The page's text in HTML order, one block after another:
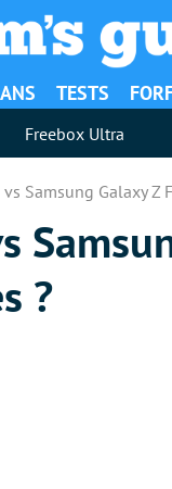
TESTS
Freebox Ultra
Samsung Galaxy
?